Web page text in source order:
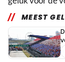
MEEST